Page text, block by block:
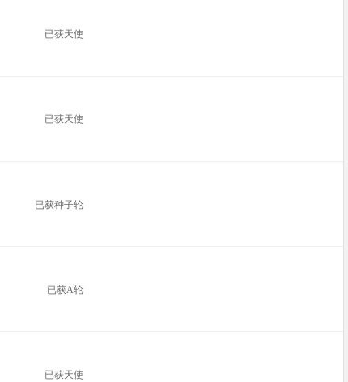
已获天使
已获天使
已获种子轮
已获A轮
已获天使